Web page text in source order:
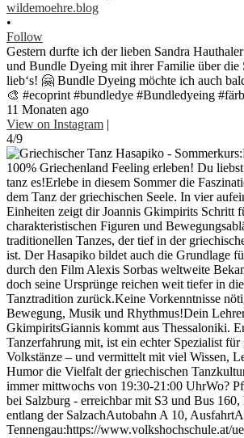
wildemoehre.blog
•
Follow
Gestern durfte ich der lieben Sandra
und Bundle Dyeing mit ihrer Familie über die
lieb‘s! 🤗 Bundle Dyeing möchte ich auch
🎨 #ecoprint #bundledye #Bundledyeing
11 Monaten ago
View on Instagram |
4/9